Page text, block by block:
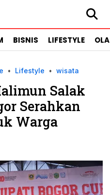
BISNIS LIFESTYLE
• Lifestyle • wisata
Salak
Serahkan
Warga